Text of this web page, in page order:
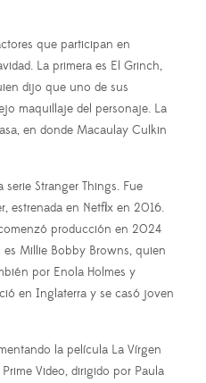
que participan en
La primera es El Grinch,
dijo que uno de sus
maquillaje del personaje. La
en donde Macaulay Culkin
Stranger Things. Fue
estrenada en Netflix en 2016.
producción en 2024
es Millie Bobby Browns, quien
por Enola Holmes y
en Inglaterra y se casó joven
la película La Vírgen
Video, dirigido por Paula